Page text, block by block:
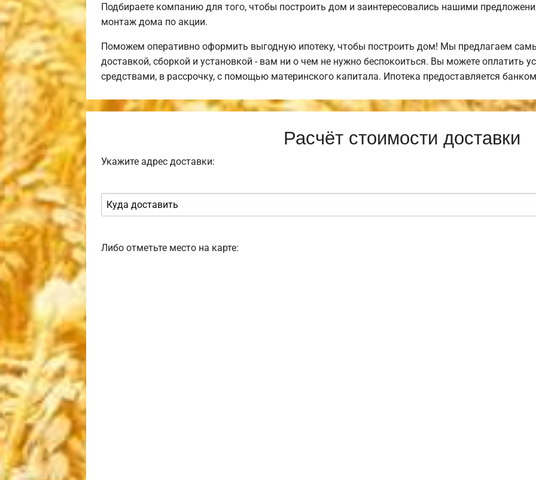
Подбираете компанию для того, чтобы построить дом и заинтересовались нашими
монтаж дома по акции.
Поможем оперативно оформить выгодную ипотеку, чтобы построить дом! Мы предлагаем
доставкой, сборкой и установкой - вам ни о чем не нужно беспокоиться. Вы можете оплатить
средствами, в рассрочку, с помощью материнского капитала. Ипотека предоставляется
Расчёт стоимости доставки
Укажите адрес доставки:
Либо отметьте место на карте: